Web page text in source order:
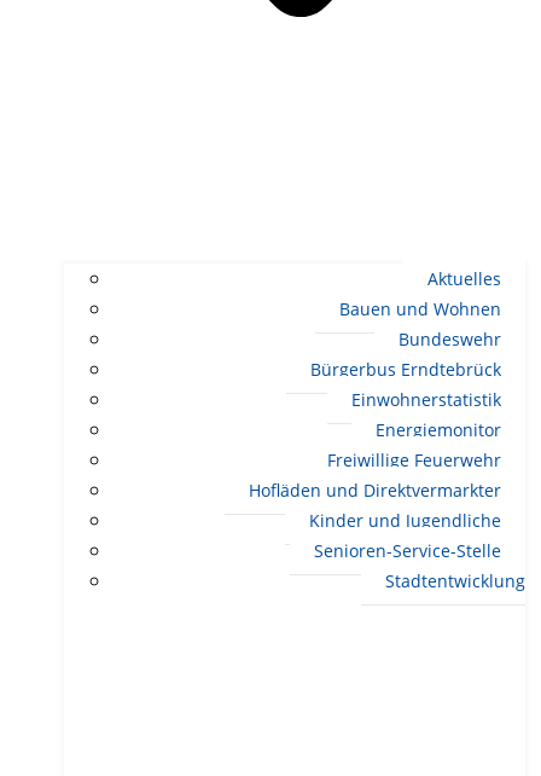
Aktuelles
Bauen und Wohnen
Bundeswehr
Bürgerbus Erndtebrück
Einwohnerstatistik
Energiemonitor
Freiwillige Feuerwehr
Hofläden und Direktvermarkter
Kinder und Jugendliche
Senioren-Service-Stelle
Stadtentwicklung